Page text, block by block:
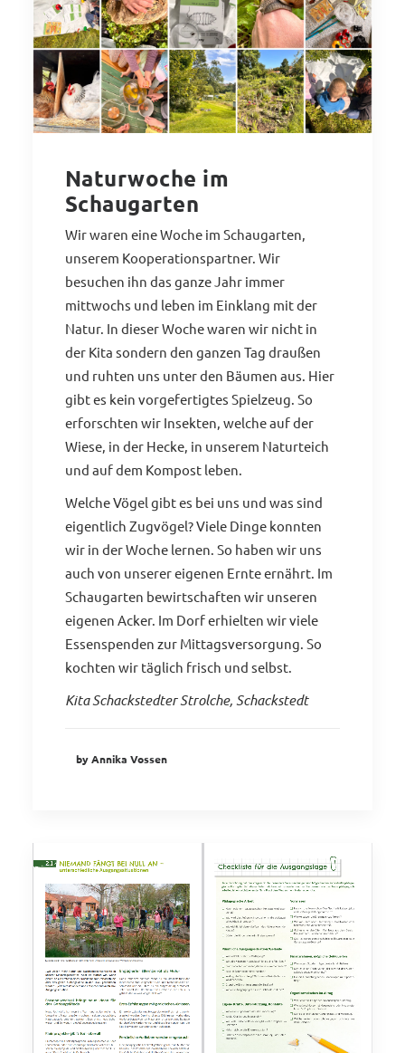
Naturwoche im
Schaugarten
Wir waren eine Woche im Schaugarten,
unserem Kooperationspartner. Wir
besuchen ihn das ganze Jahr immer
mittwochs und leben im Einklang mit der
Natur. In dieser Woche waren wir nicht in
der Kita sondern den ganzen Tag draußen
und ruhten uns unter den Bäumen aus. Hier
gibt es kein vorgefertigtes Spielzeug. So
erforschten wir Insekten, welche auf der
Wiese, in der Hecke, in unserem Naturteich
und auf dem Kompost leben.
Welche Vögel gibt es bei uns und was sind
eigentlich Zugvögel? Viele Dinge konnten
wir in der Woche lernen. So haben wir uns
auch von unserer eigenen Ernte ernährt. Im
Schaugarten bewirtschaften wir unseren
eigenen Acker. Im Dorf erhielten wir viele
Essenspenden zur Mittagsversorgung. So
kochten wir täglich frisch und selbst.
Kita Schackstedter Strolche, Schackstedt
by Annika Vossen